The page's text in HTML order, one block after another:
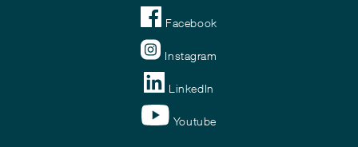
Facebook
Instagram
LinkedIn
Youtube